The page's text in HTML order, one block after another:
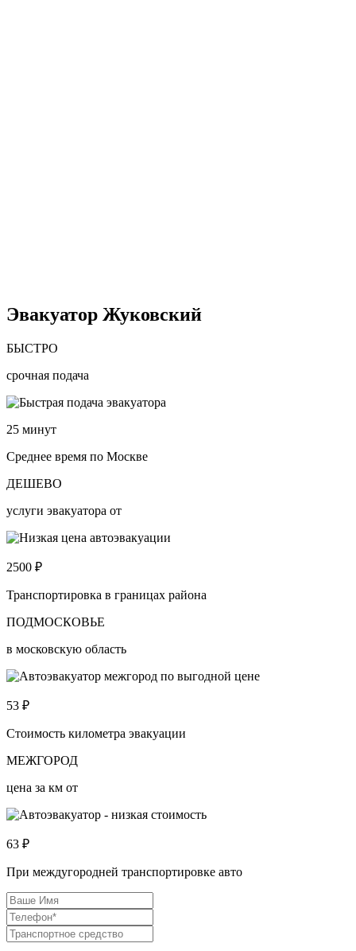
Эвакуатор Жуковский
БЫСТРО
срочная подача
25 минут
Среднее время по Москве
ДЕШЕВО
услуги эвакуатора от
2500 ₽
Транспортировка в границах района
ПОДМОСКОВЬЕ
в московскую область
53 ₽
Стоимость километра эвакуации
МЕЖГОРОД
цена за км от
63 ₽
При междугородней транспортировке авто